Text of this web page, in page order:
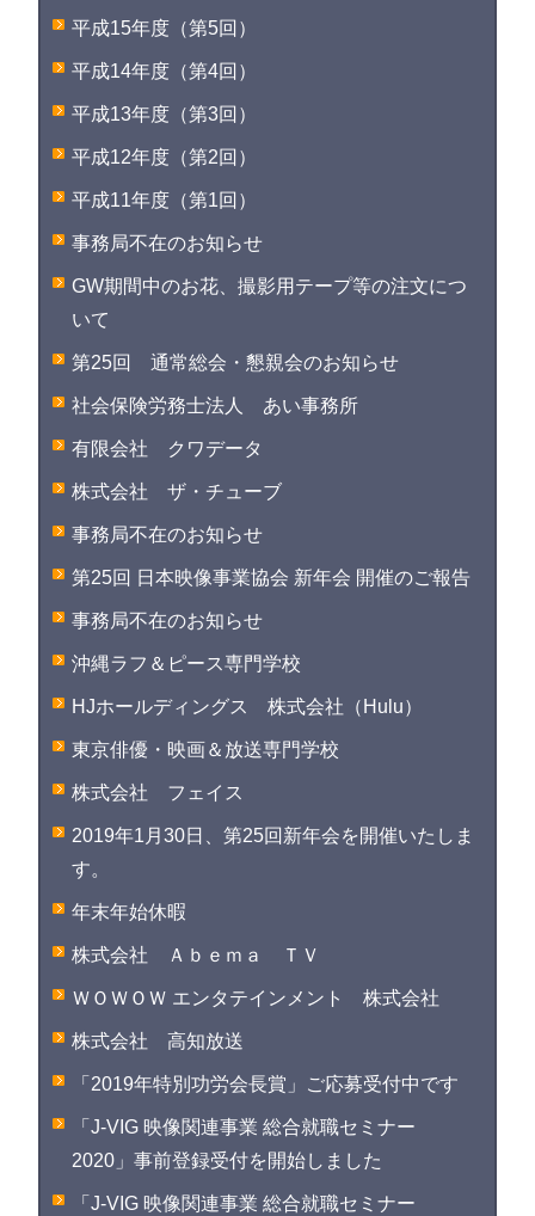
平成15年度（第5回）
平成14年度（第4回）
平成13年度（第3回）
平成12年度（第2回）
平成11年度（第1回）
事務局不在のお知らせ
GW期間中のお花、撮影用テープ等の注文につ
いて
第25回 通常総会・懇親会のお知らせ
社会保険労務士法人 あい事務所
有限会社 クワデータ
株式会社 ザ・チューブ
事務局不在のお知らせ
第25回 日本映像事業協会 新年会 開催のご報告
事務局不在のお知らせ
沖縄ラフ＆ピース専門学校
HJホールディングス 株式会社（Hulu）
東京俳優・映画＆放送専門学校
株式会社 フェイス
2019年1月30日、第25回新年会を開催いたしま
す。
年末年始休暇
株式会社 Ａｂｅｍａ ＴＶ
ＷＯＷＯＷ エンタテインメント 株式会社
株式会社 高知放送
「2019年特別功労会長賞」ご応募受付中です
「J-VIG 映像関連事業 総合就職セミナー
2020」事前登録受付を開始しました
「J-VIG 映像関連事業 総合就職セミナー